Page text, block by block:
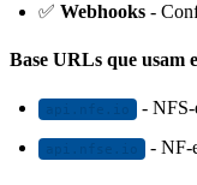
✅ Webhooks -
Base URLs que usam
-
- NF-